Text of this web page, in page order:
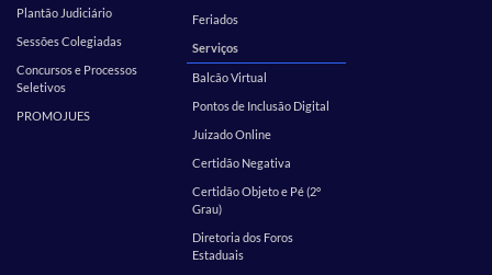
Plantão Judiciário
Sessões Colegiadas
Concursos e Processos
Seletivos
PROMOJUES
Feriados
Serviços
Balcão Virtual
Pontos de Inclusão Digital
Juizado Online
Certidão Negativa
Certidão Objeto e Pé (2º
Grau)
Diretoria dos Foros
Estaduais